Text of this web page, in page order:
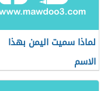
لماذا سميت اليمن بهذا
الاسم